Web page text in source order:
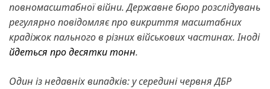
повномасштабної війни. Державне бюро розслідувань
регулярно повідомляє про викриття масштабних
крадіжок пального в різних військових частинах. Іноді
йдеться про десятки тонн.
Один із недавніх випадків: у середині червня ДБР